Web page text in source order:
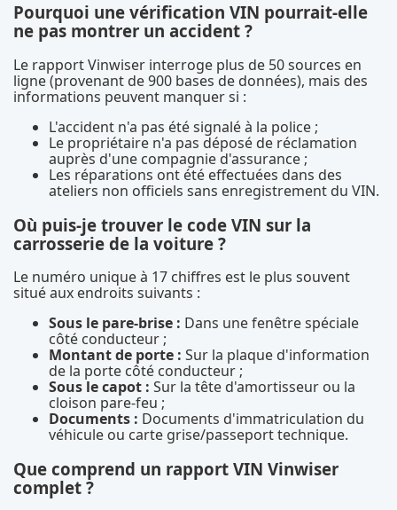
Pourquoi une vérification VIN pourrait-elle
ne pas montrer un accident ?
Le rapport Vinwiser interroge plus de 50 sources en
ligne (provenant de 900 bases de données), mais des
informations peuvent manquer si :
L'accident n'a pas été signalé à la police ;
Le propriétaire n'a pas déposé de réclamation
auprès d'une compagnie d'assurance ;
Les réparations ont été effectuées dans des
ateliers non officiels sans enregistrement du VIN.
Où puis-je trouver le code VIN sur la
carrosserie de la voiture ?
Le numéro unique à 17 chiffres est le plus souvent
situé aux endroits suivants :
Sous le pare-brise : Dans une fenêtre spéciale
côté conducteur ;
Montant de porte : Sur la plaque d'information
de la porte côté conducteur ;
Sous le capot : Sur la tête d'amortisseur ou la
cloison pare-feu ;
Documents : Documents d'immatriculation du
véhicule ou carte grise/passeport technique.
Que comprend un rapport VIN Vinwiser
complet ?